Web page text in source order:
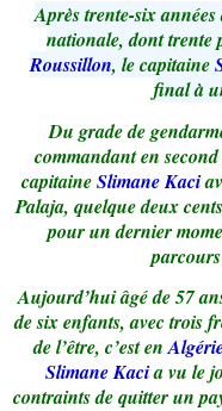
Après trente-six
nationale, dont trente
Roussillon, le capitaine
final à
Du grade de
commandant en
capitaineSlimane Kaci
Palaja, quelque deux
pour un dernier
Aujourd’hui âgé de 57
de six enfants, avec trois
de l’être, c’est en
Slimane Kacia vu le
contraints de quitter un